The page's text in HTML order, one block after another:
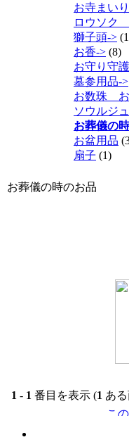
お寺まい
ロウソク
獅子頭->
お香-> (8)
お守り守
墓参用品->
お数珠 お
ソウルジ
お葬儀の
お盆用品
扇子 (1)
お葬儀の時のお品
1 - 1 番目を表示 (1 あ